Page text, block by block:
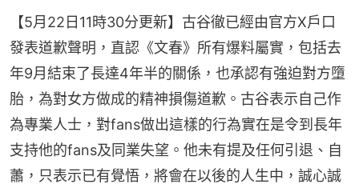
【5月22日11時30分更新】古谷徹已經由官方X戶口
發表道歉聲明，直認《文春》所有爆料屬實，包括去
年9月結束了長達4年半的關係，也承認有強迫對方墮
胎，為對女方做成的精神損傷道歉。古谷表示自己作
為專業人士，對fans做出這樣的行為實在是令到長年
支持他的fans及同業失望。他未有提及任何引退、自
蕭，只表示已有覺悟，將會在以後的人生中，誠心誠